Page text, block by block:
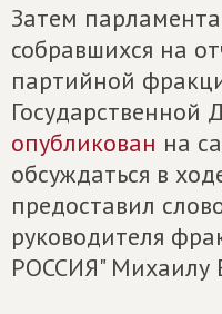
Затем
собравшихся на
партийной
Государственной
опубликован на
обсуждаться в
предоставил
руководителя
РОССИЯ" Михаилу